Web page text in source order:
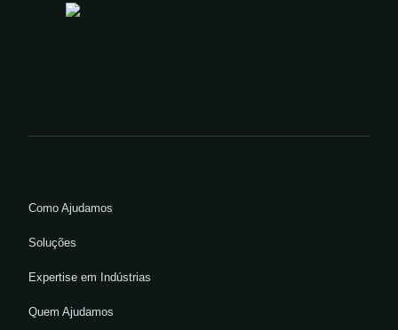
Como Ajudamos
Soluções
Expertise em Indústrias
Quem Ajudamos